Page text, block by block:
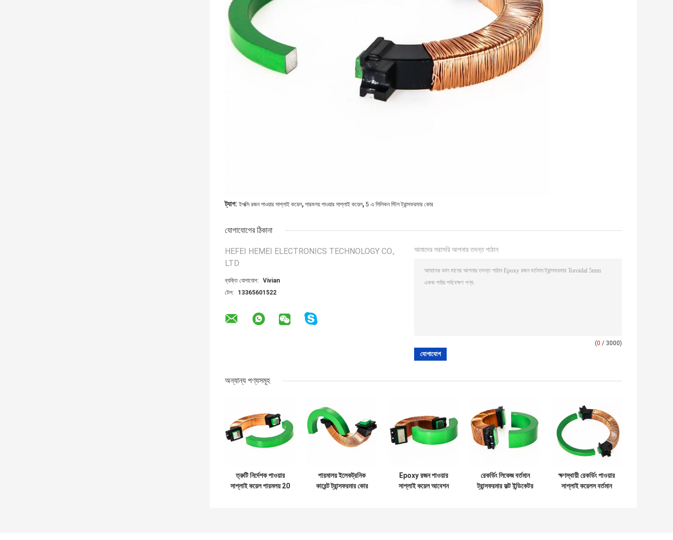
ট্যাগ: ইপক্সি রজন পাওয়ার সাপ্লাই কয়েল, পারমলয় পাওয়ার সাপ্লাই কয়েল, 5 এ সিলিকন স্টিল ট্রান্সফরমার কোর
যোগাযোগের ঠিকানা
HEFEI HEMEI ELECTRONICS TECHNOLOGY CO.,
LTD
ব্যক্তি যোগাযোগ:
Vivian
টেল:
13365601522
আমাদের সরাসরি আপনার তদন্ত পাঠান
(0 / 3000)
অন্যান্য পণ্যসমূহ
ত্রুটি নির্দেশক পাওয়ার
সাপ্লাই কয়েল পারমলয় 20
পারমালয় ইলেকট্রনিক
কারেন্ট ট্রান্সফরমার কোর
Epoxy রজন পাওয়ার
সাপ্লাই কয়েল আবেশন
রেকর্ডিং লিকেজ বর্তমান
ট্রান্সফরমার ফল্ট ইন্ডিকেটর
ক্ষণস্থায়ী রেকর্ডিং পাওয়ার
সাপ্লাই কয়েলস বর্তমান